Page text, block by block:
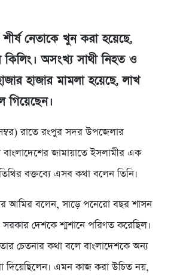
নেতাকে খুন করা হয়েছে,
কিলিং। অসংখ্য সাথী নিহত ও
হাজার মামলা হয়েছে, লাখ
গিয়েছেন।
রাতে রংপুর সদর উপজেলার
বাংলাদেশের জামায়াতে ইসলামীর এক
বক্তব্যে এসব কথা বলেন তিনি।
আমির বলেন, সাড়ে পনেরো বছর শাসন
দেশকে শ্মশানে পরিণত করেছিল।
চেতনার কথা বলে বাংলাদেশকে অন্য
দিয়েছিলেন। এমন কাজ করা উচিত নয়,